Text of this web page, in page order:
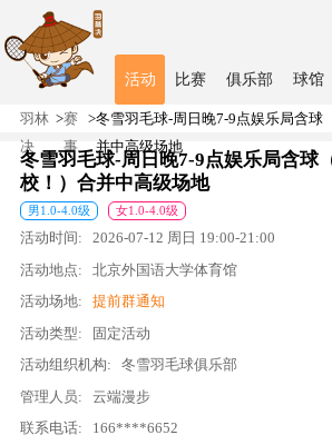
活动 比赛 俱乐部 球馆
羽林
决
>赛
事
>冬雪羽毛球-周日晚7-9点娱乐局含球
并中高级场地
冬雪羽毛球-周日晚7-9点娱乐局含球
校！）合并中高级场地
男1.0-4.0级 女1.0-4.0级
活动时间: 2026-07-12 周日 19:00-21:00
活动地点:
北京外国语大学体育馆
活动场地:
提前群通知
活动类型:
固定活动
活动组织机构:
冬雪羽毛球俱乐部
管理人员:
云端漫步
联系电话:
166****6652